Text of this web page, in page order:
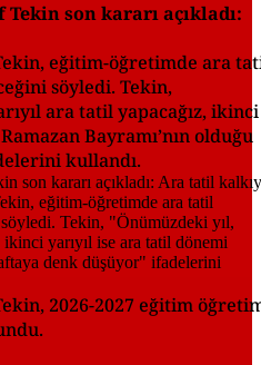
son kararı açıkladı:
eğitim-öğretimde ara
söyledi. Tekin,
ara tatil yapacağız, ikinci
Bayramı’nın olduğu
kullandı.
2026-2027 eğitim